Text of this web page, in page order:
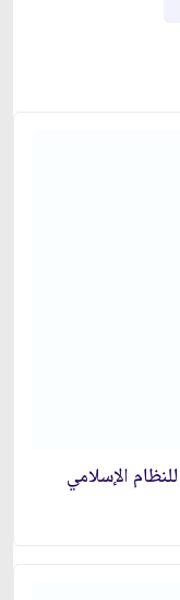
الإسلامي‏